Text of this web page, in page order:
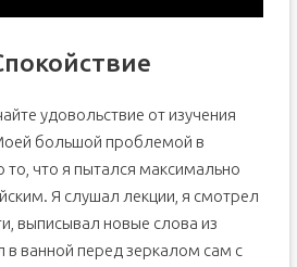
удовольствие от изучения
большой проблемой в
то, что я пытался максимально
Я слушал лекции, я смотрел
выписывал новые слова из
в ванной перед зеркалом сам с